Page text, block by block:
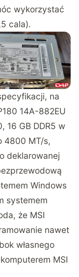
wykorzystać
cala).
na
14A-882EU
16 GB DDR5 w
4800 MT/s,
deklarowanej
Windows
systemem
że MSI
nawet
własnego
MSI